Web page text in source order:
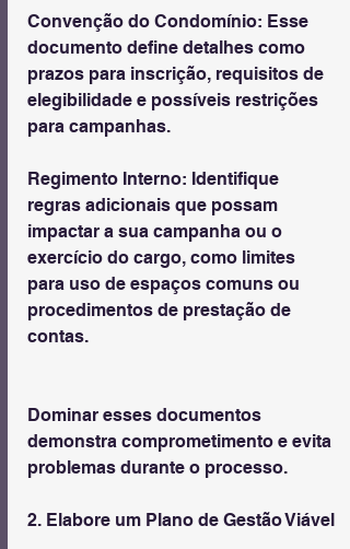
Convenção do Condomínio: Esse
documento define detalhes como
prazos para inscrição, requisitos de
elegibilidade e possíveis restrições
para campanhas.
Regimento Interno: Identifique
regras adicionais que possam
impactar a sua campanha ou o
exercício do cargo, como limites
para uso de espaços comuns ou
procedimentos de prestação de
contas.
Dominar esses documentos
demonstra comprometimento e evita
problemas durante o processo.
2. Elabore um Plano de Gestão Viável